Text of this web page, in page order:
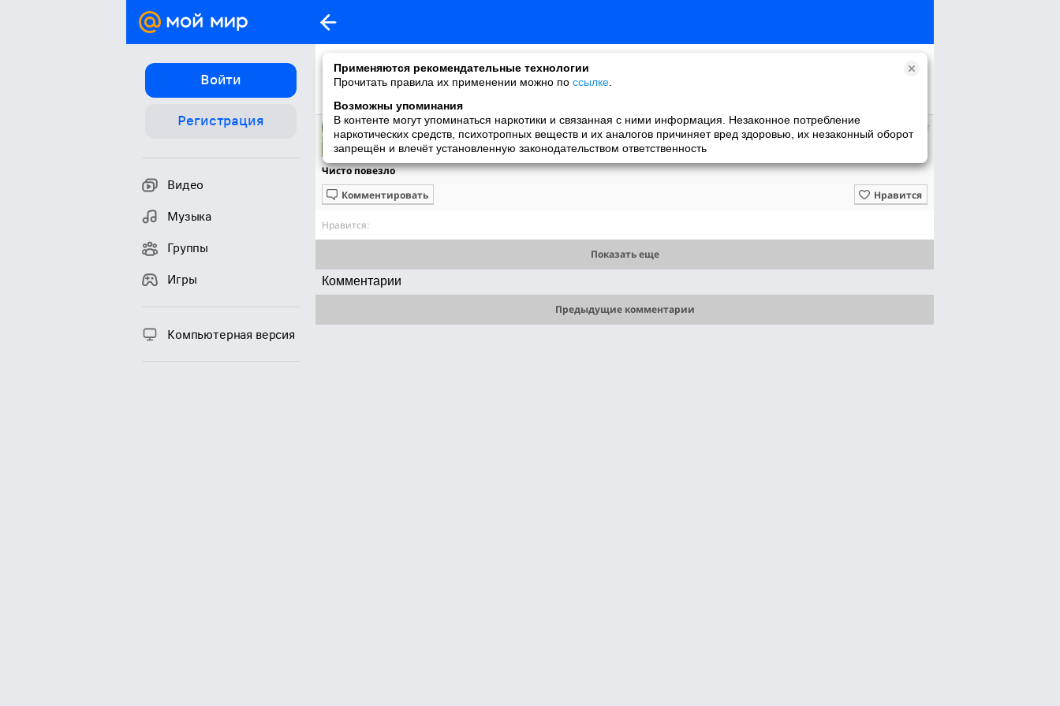
Применяются рекомендательные технологии
Прочитать правила их применении можно по ссылке
Возможны упоминания
В контенте могут упоминаться наркотики и связанная с ними информация. Незаконное потребление
наркотических средств, психотропных веществ и их аналогов причиняет вред здоровью, их незаконный оборот
запрещён и влечёт установленную законодательством ответственность
Войти
Регистрация
Видео
Музыка
Группы
Игры
Компьютерная версия
Федор
добавил видео
30.12.2009
Чисто повезло
Нравится
Комментировать
Нравится:
Показать еще
Комментарии
Предыдущие комментарии